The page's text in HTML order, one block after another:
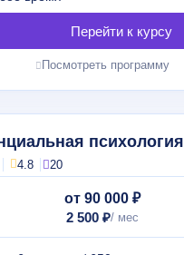
Посмотреть программу
психология
4.8 20
от 90 000 ₽
2 500 ₽